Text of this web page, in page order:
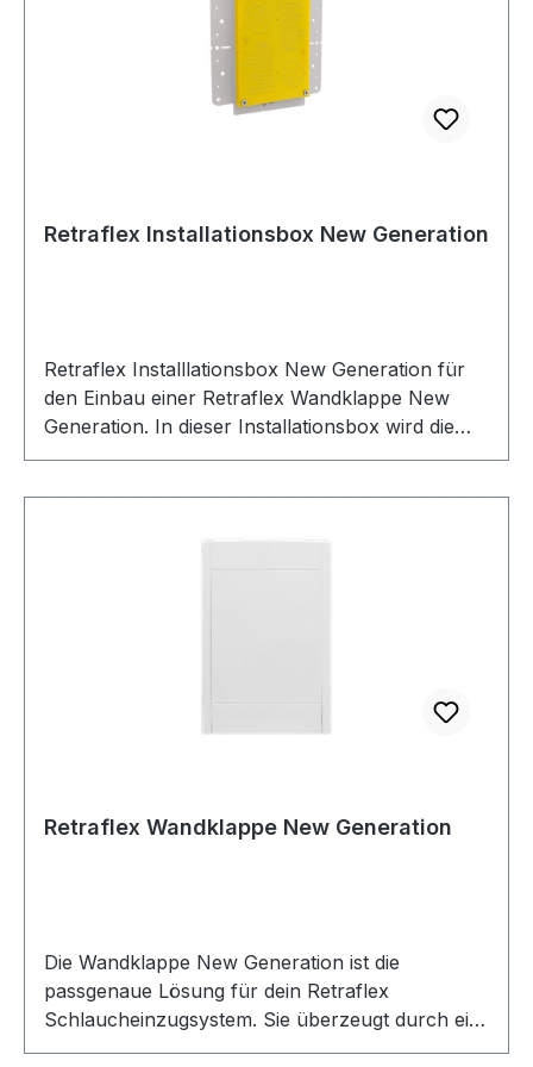
dies, weil für den Schlaucheinzug genügend
Saugleistung vorhanden sein muss. Gerne
stehen wir bei der Auswahl eines passenden
Staubsaugers für Schlaucheinzugsysteme
Retraflex Installationsbox New Generation
Retraflex Installlationsbox New Generation für
den Einbau einer Retraflex Wandklappe New
Generation. In dieser Installationsbox wird die
Retraflex Wandklappe New Generation montiert.
angeschlossen. Version ab Anfang 2018.
Retraflex Wandklappe New Generation
Die Wandklappe New Generation ist die
passgenaue Lösung für dein Retraflex
Schlaucheinzugsystem. Sie überzeugt durch ein
modernes, dezentes Design und fügt sich sauber